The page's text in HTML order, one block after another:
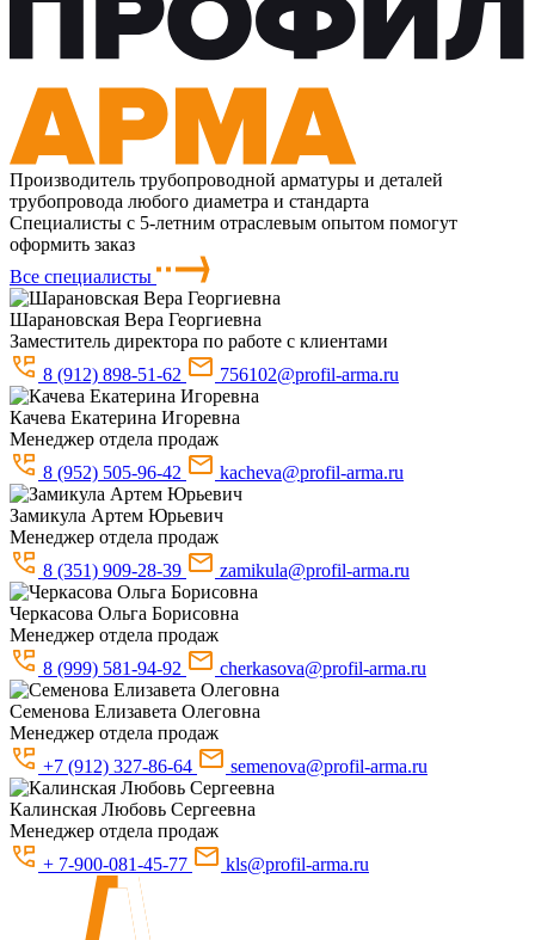
Производитель трубопроводной арматуры и деталей
трубопровода любого диаметра и стандарта
Специалисты с 5-летним отраслевым опытом помогут
оформить заказ
Все специалисты
Шарановская Вера Георгиевна
Заместитель директора по работе с клиентами
8 (912) 898-51-62
756102@profil-arma.ru
Качева Екатерина Игоревна
Менеджер отдела продаж
8 (952) 505-96-42
kacheva@profil-arma.ru
Замикула Артем Юрьевич
Менеджер отдела продаж
8 (351) 909-28-39
zamikula@profil-arma.ru
Черкасова Ольга Борисовна
Менеджер отдела продаж
8 (999) 581-94-92
cherkasova@profil-arma.ru
Семенова Елизавета Олеговна
Менеджер отдела продаж
+7 (912) 327-86-64
semenova@profil-arma.ru
Калинская Любовь Сергеевна
Менеджер отдела продаж
+ 7-900-081-45-77
kls@profil-arma.ru